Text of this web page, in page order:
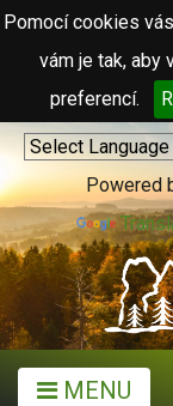
Pomocí cookies
vám je tak, aby
preferencí.
Powered
MENU